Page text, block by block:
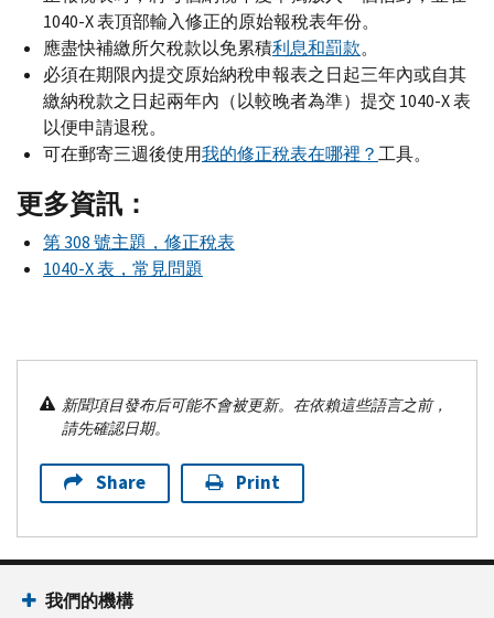
1040-X表頂部輸入修正的原始報稅表年份。
應盡快補繳所欠稅款以免累積利息和罰款。
必須在期限內提交原始納稅申報表之日起三年內或自其
繳納稅款之日起兩年內（以較晚者為準）提交 1040-X表
以便申請退稅。
可在郵寄三週後使用我的修正稅表在哪裡？工具。
更多資訊：
第 308 號主題，修正稅表
1040-X表，常見問題
新聞項目發布后可能不會被更新。在依賴這些語言之前，
請先確認日期。
Share Print
我們的機構